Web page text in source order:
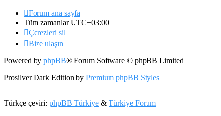
Forum ana sayfa
Tüm zamanlarUTC+03:00
Çerezleri sil
Bize ulaşın
Powered by phpBB® Forum Software © phpBB Limited
Prosilver Dark Edition by Premium phpBB Styles
Türkçe çeviri: phpBB Türkiye & Türkiye Forum